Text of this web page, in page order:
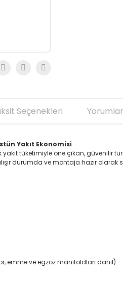
Seçenekleri Yorumlar
Yakıt Ekonomisi
yakıt tüketimiyle öne çıkan, güvenilir
durumda ve montaja hazır olarak
emme ve egzoz manifoldları dahil)